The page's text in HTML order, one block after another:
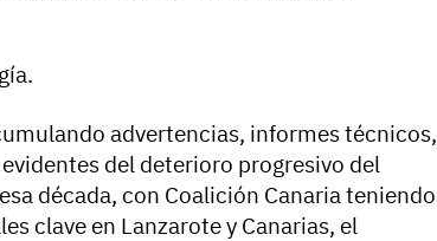
advertencias, informes técnicos,
del deterioro progresivo del
década, con Coalición Canaria teniendo
clave en Lanzarote y Canarias, el